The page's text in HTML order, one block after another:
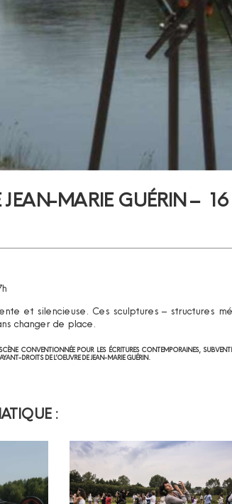
JEAN-MARIE GUÉRIN –
et silencieuse. Ces sculptures – structures
changer de place.
CONVENTIONNÉE POUR LES ÉCRITURES CONTEMPORAINES,
DROITS DE L’OEUVRE DE JEAN-MARIE GUÉRIN.
: